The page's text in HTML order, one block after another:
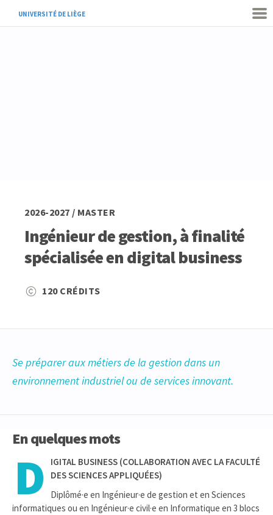
UNIVERSITÉ DE LIÈGE
2026-2027 / MASTER
Ingénieur de gestion, à finalité
spécialisée en digital business
120 CRÉDITS
Se préparer aux métiers de la gestion dans un
environnement industriel ou de services innovant.
En quelques mots
D
IGITAL BUSINESS (COLLABORATION AVEC LA FACULTÉ
DES SCIENCES APPLIQUÉES)
Diplômé·e en Ingénieur·e de gestion et en Sciences
informatiques ou en Ingénieur·e civil·e en Informatique en 3 blocs